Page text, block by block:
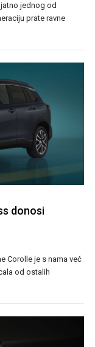
jednog od
prate ravne
donosi
Corolle je s nama već
od ostalih